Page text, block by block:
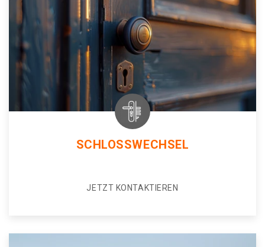
SCHLOSSWECHSEL
JETZT KONTAKTIEREN